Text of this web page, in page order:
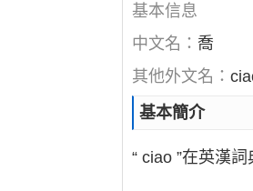
基本信息
中文名： 喬
其他外文名：
基本簡介
“ ciao ”在英漢詞